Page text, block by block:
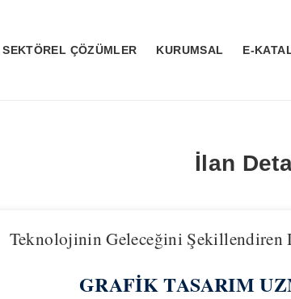
SEKTÖREL ÇÖZÜMLER KURUMSAL E-
İlan
Teknolojinin Geleceğini Şekillendiren
GRAFİK TASARIM